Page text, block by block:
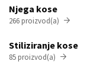
Njega kose
266 proizvod(a) 
Stiliziranje kose
85 proizvod(a) 